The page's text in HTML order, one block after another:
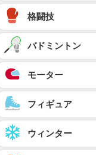
格闘技
バドミントン
モーター
フィギュア
ウィンター